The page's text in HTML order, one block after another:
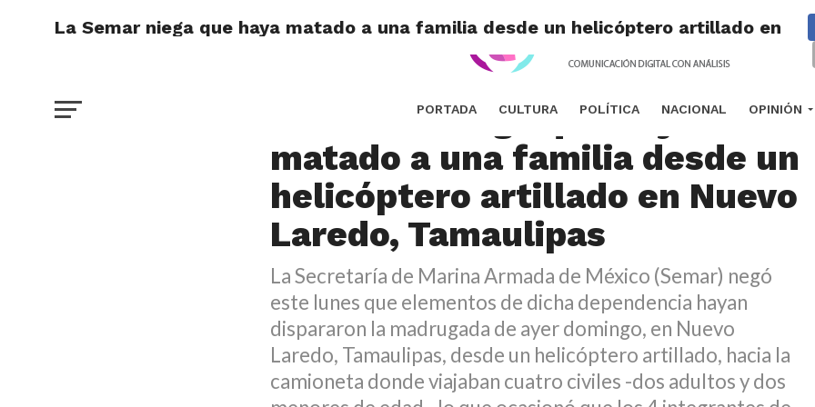
PORTADA CULTURA POLÍTICA NACIONAL OPINIÓN
La Semar niega que haya matado a una familia desde un helicóptero artillado en
La Semar niega que haya
matado a una familia desde un
helicóptero artillado en Nuevo
Laredo, Tamaulipas
La Secretaría de Marina Armada de México (Semar) negó
este lunes que elementos de dicha dependencia hayan
dispararon la madrugada de ayer domingo, en Nuevo
Laredo, Tamaulipas, desde un helicóptero artillado, hacia la
camioneta donde viajaban cuatro civiles -dos adultos y dos